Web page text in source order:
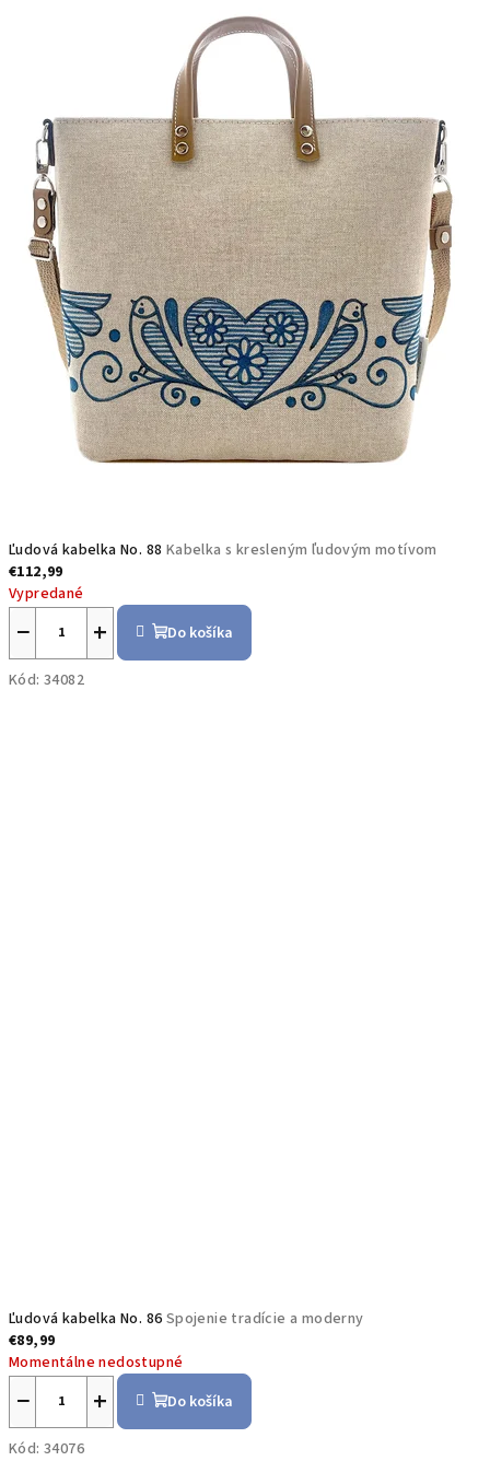
Ľudová kabelka No. 88 Kabelka s kresleným ľudovým motívom
€112,99
Vypredané
+
− Do košíka
Kód: 34082
Ľudová kabelka No. 86 Spojenie tradície a moderny
€89,99
Momentálne nedostupné
+
− Do košíka
Kód: 34076